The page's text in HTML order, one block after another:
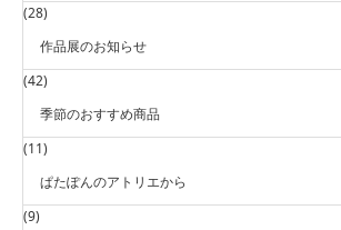
(28)
作品展のお知らせ
(42)
季節のおすすめ商品
(11)
ぱたぽんのアトリエから
(9)